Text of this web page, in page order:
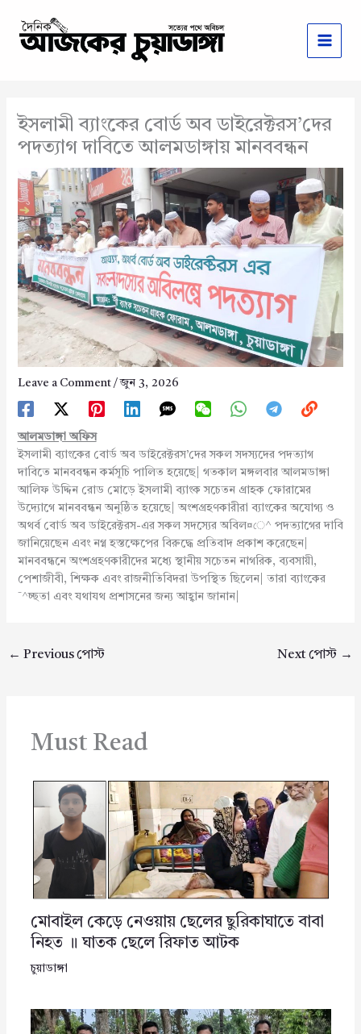
content
ইসলামী ব্যাংকের বোর্ড অব ডাইরেক্টরস’দের
পদত্যাগ দাবিতে আলমডাঙ্গায় মানববন্ধন
Leave a Comment /জুন 3, 2026
আলমডাঙ্গা অফিস
ইসলামী ব্যাংকের বোর্ড অব ডাইরেক্টরস’দের সকল সদস্যদের পদত্যাগ
দাবিতে মানববন্ধন কর্মসূচি পালিত হয়েছে| গতকাল মঙ্গলবার আলমডাঙ্গা
আলিফ উদ্দিন রোড মোড়ে ইসলামী ব্যাংক সচেতন গ্রাহক ফোরামের
উদ্যোগে মানববন্ধন অনুষ্ঠিত হয়েছে| অংশগ্রহণকারীরা ব্যাংকের অযোগ্য ও
অথর্ব বোর্ড অব ডাইরেক্টরস-এর সকল সদস্যের অবিল¤ে^ পদত্যাগের দাবি
জানিয়েছেন এবং নগ্ন হস্তক্ষেপের বিরুদ্ধে প্রতিবাদ প্রকাশ করেছেন|
মানববন্ধনে অংশগ্রহণকারীদের মধ্যে স্থানীয় সচেতন নাগরিক, ব্যবসায়ী,
পেশাজীবী, শিক্ষক এবং রাজনীতিবিদরা উপস্থিত ছিলেন| তারা ব্যাংকের
¯^চ্ছতা এবং যথাযথ প্রশাসনের জন্য আহ্বান জানান|
← Previous পোস্ট Next পোস্ট →
Must Read
মোবাইল কেড়ে নেওয়ায় ছেলের ছুরিকাঘাতে বাবা
নিহত ॥ ঘাতক ছেলে রিফাত আটক
চুয়াডাঙ্গা